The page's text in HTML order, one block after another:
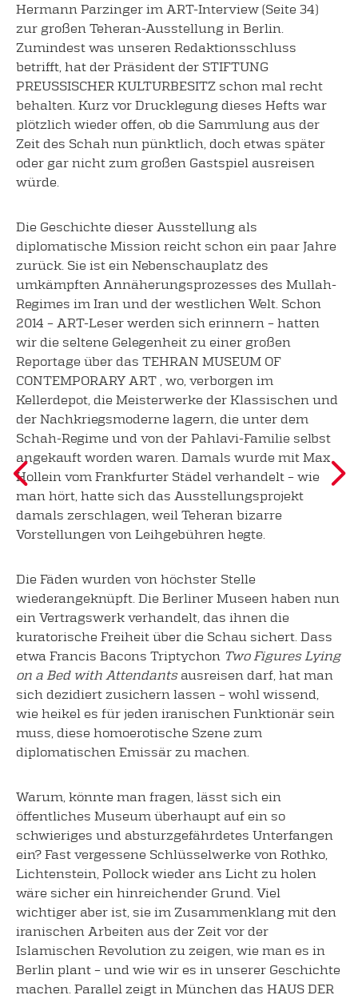
Hermann Parzinger im ART-Interview (Seite 34)
zur großen Teheran-Ausstellung in Berlin.
Zumindest was unseren Redaktionsschluss
betrifft, hat der Präsident der STIFTUNG
PREUSSISCHER KULTURBESITZ schon mal recht
behalten. Kurz vor Drucklegung dieses Hefts war
plötzlich wieder offen, ob die Sammlung aus der
Zeit des Schah nun pünktlich, doch etwas später
oder gar nicht zum großen Gastspiel ausreisen
würde.
Die Geschichte dieser Ausstellung als
diplomatische Mission reicht schon ein paar Jahre
zurück. Sie ist ein Nebenschauplatz des
umkämpften Annäherungsprozesses des Mullah-
Regimes im Iran und der westlichen Welt. Schon
2014 – ART-Leser werden sich erinnern – hatten
wir die seltene Gelegenheit zu einer großen
Reportage über das TEHRAN MUSEUM OF
CONTEMPORARY ART , wo, verborgen im
Kellerdepot, die Meisterwerke der Klassischen und
der Nachkriegsmoderne lagern, die unter dem
Schah-Regime und von der Pahlavi-Familie selbst
angekauft worden waren. Damals wurde mit Max
Hollein vom Frankfurter Städel verhandelt – wie
man hört, hatte sich das Ausstellungsprojekt
damals zerschlagen, weil Teheran bizarre
Vorstellungen von Leihgebühren hegte.
Die Fäden wurden von höchster Stelle
wiederangeknüpft. Die Berliner Museen haben nun
ein Vertragswerk verhandelt, das ihnen die
kuratorische Freiheit über die Schau sichert. Dass
etwa Francis Bacons Triptychon Two Figures Lying
on a Bed with Attendantsausreisen darf, hat man
sich dezidiert zusichern lassen – wohl wissend,
wie heikel es für jeden iranischen Funktionär sein
muss, diese homoerotische Szene zum
diplomatischen Emissär zu machen.
Warum, könnte man fragen, lässt sich ein
öffentliches Museum überhaupt auf ein so
schwieriges und absturzgefährdetes Unterfangen
ein? Fast vergessene Schlüsselwerke von Rothko,
Lichtenstein, Pollock wieder ans Licht zu holen
wäre sicher ein hinreichender Grund. Viel
wichtiger aber ist, sie im Zusammenklang mit den
iranischen Arbeiten aus der Zeit vor der
Islamischen Revolution zu zeigen, wie man es in
Berlin plant – und wie wir es in unserer Geschichte
machen. Parallel zeigt in München das HAUS DER